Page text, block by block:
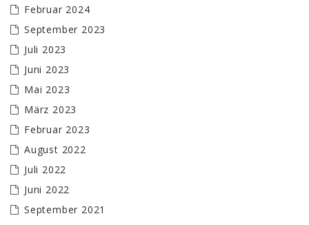
Februar 2024
September 2023
Juli 2023
Juni 2023
Mai 2023
März 2023
Februar 2023
August 2022
Juli 2022
Juni 2022
September 2021